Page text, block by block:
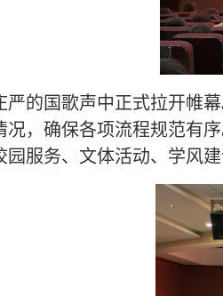
的国歌声中正式拉开帷
况，确保各项流程规范有
园服务、文体活动、学风